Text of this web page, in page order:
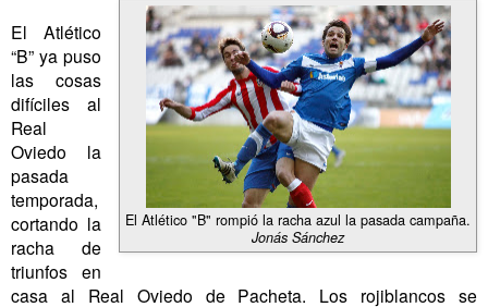
El Atlético "B" rompió la racha azul la pasada campaña.
Jonás Sánchez
El Atlético
“B” ya puso
las cosas
difíciles al
Real
Oviedo la
pasada
temporada,
cortando la
racha de
triunfos en
casa al Real Oviedo de Pacheta. Los rojiblancos se